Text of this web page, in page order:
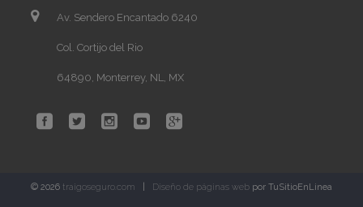
Av. Sendero Encantado 6240
Col. Cortijo del Rio
64890, Monterrey, NL, MX
© 2026 traigoseguro.com Diseño de páginas web por TuSitioEnLinea